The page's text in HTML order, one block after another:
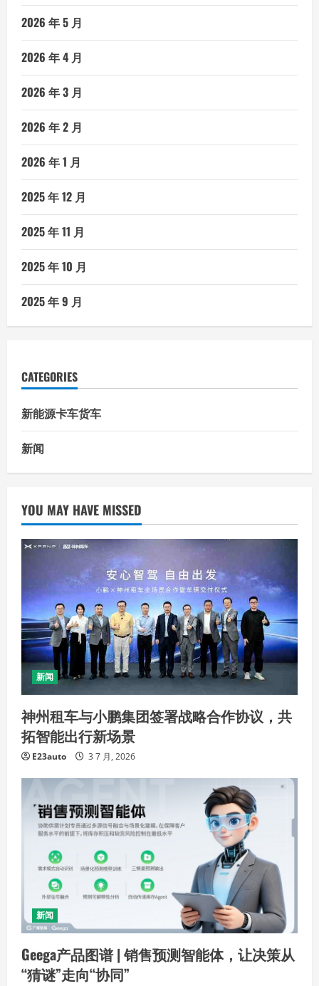
2026 年 5 月
2026 年 4 月
2026 年 3 月
2026 年 2 月
2026 年 1 月
2025 年 12 月
2025 年 11 月
2025 年 10 月
2025 年 9 月
CATEGORIES
新能源卡车货车
新闻
YOU MAY HAVE MISSED
新闻
神州租车与小鹏集团签署战略合作协议，共
拓智能出行新场景
E23auto 3 7 月, 2026
新闻
Geega产品图谱 | 销售预测智能体，让决策从
“猜谜”走向“协同”